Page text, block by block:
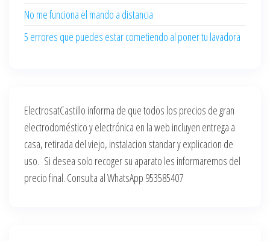
No me funciona el mando a distancia
5 errores que puedes estar cometiendo al poner tu lavadora
ElectrosatCastillo informa de que todos los precios de gran
electrodoméstico y electrónica en la web incluyen entrega a
casa, retirada del viejo, instalacion standar y explicacion de
uso. Si desea solo recoger su aparato les informaremos del
precio final. Consulta al WhatsApp 953585407